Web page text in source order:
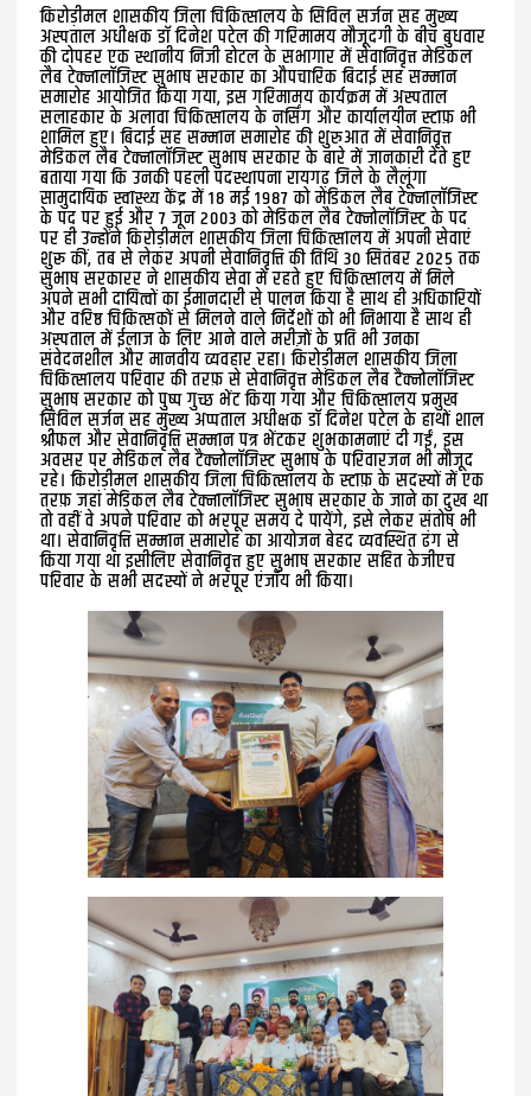
किरोड़ीमल शासकीय जिला चिकित्सालय के सिविल सर्जन सह मुख्य
अस्पताल अधीक्षक डॉ दिनेश पटेल की गरिमामय मौजूदगी के बीच बुधवार
की दोपहर एक स्थानीय निजी होटल के सभागार में सेवानिवृत्त मेडिकल
लैब टेक्नालॉजिस्ट सुभाष सरकार का औपचारिक बिदाई सह सम्मान
समारोह आयोजित किया गया, इस गरिमामय कार्यक्रम में अस्पताल
सलाहकार के अलावा चिकित्सालय के नर्सिंग और कार्यालयीन स्टाफ़ भी
शामिल हुए। बिदाई सह सम्मान समारोह की शुरुआत में सेवानिवृत्त
मेडिकल लैब टेक्नालॉजिस्ट सुभाष सरकार के बारे में जानकारी देते हुए
बताया गया कि उनकी पहली पदस्थापना रायगढ़ जिले के लैलूंगा
सामुदायिक स्वास्थ्य केंद्र में 18 मई 1987 को मेडिकल लैब टेक्नालॉजिस्ट
के पद पर हुई और 7 जून 2003 को मेडिकल लैब टेक्नोलॉजिस्ट के पद
पर ही उन्होंने किरोड़ीमल शासकीय जिला चिकित्सालय में अपनी सेवाएं
शुरू कीं, तब से लेकर अपनी सेवानिवृत्ति की तिथि 30 सितंबर 2025 तक
सुभाष सरकारर ने शासकीय सेवा में रहते हुए चिकित्सालय में मिले
अपने सभी दायित्वों का ईमानदारी से पालन किया है साथ ही अधिकारियों
और वरिष्ठ चिकित्सकों से मिलने वाले निर्देशों को भी निभाया है साथ ही
अस्पताल में ईलाज के लिए आने वाले मरीज़ों के प्रति भी उनका
संवेदनशील और मानवीय व्यवहार रहा। किरोड़ीमल शासकीय जिला
चिकित्सालय परिवार की तरफ़ से सेवानिवृत्त मेडिकल लैब टैक्नोलॉजिस्ट
सुभाष सरकार को पुष्प गुच्छ भेंट किया गया और चिकित्सालय प्रमुख
सिविल‌ सर्जन सह मुख्य अप्पताल अधीक्षक डॉ दिनेश पटेल के हाथों शाल
श्रीफल और सेवानिवृत्ति सम्मान पत्र भेंटकर शुभकामनाएं दी गईं, इस
अवसर पर मेडिकल लैब टैक्नोलॉजिस्ट सुभाष के परिवारजन भी मौजूद
रहे। किरोड़ीमल शासकीय जिला चिकित्सालय के स्टाफ़ के सदस्यों में एक
तरफ़ जहां मेडिकल लैब टेक्नालॉजिस्ट सुभाष सरकार के जाने का दुख था
तो वहीं वे अपने परिवार को भरपूर समय दे पायेंगे, इसे लेकर संतोष भी
था। सेवानिवृत्ति सम्मान समारोह का आयोजन बेहद व्यवस्थित ढंग से
किया गया था इसीलिए सेवानिवृत्त हुए सुभाष सरकार सहित केजीएच
परिवार के सभी सदस्यों ने भरपूर एंजॉय भी किया।